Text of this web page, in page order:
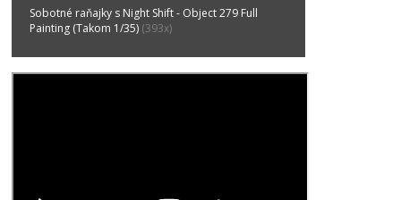
Sobotné raňajky s Night Shift - Object 279 Full
Painting (Takom 1/35) (393x)